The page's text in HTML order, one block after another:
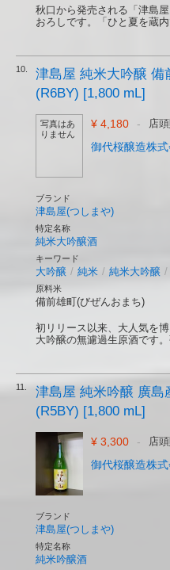
秋口から発売される「津島
おろしです。「ひと夏を蔵
10.
津島屋 純米大吟醸 備
(R6BY) [1,800 mL]
写真はあ
りません
¥ 4,180 - 店
御代桜醸造株
ブランド
津島屋(つしまや)
特定名称
純米大吟醸酒
キーワード
大吟醸 / 純米 / 純米大吟醸 /
原料米
備前雄町(びぜんおまち)
初リリース以来、大人気を
大吟醸の無濾過生原酒です
11.
津島屋 純米吟醸 廣島
(R5BY) [1,800 mL]
¥ 3,300 - 店
御代桜醸造株
ブランド
津島屋(つしまや)
特定名称
純米吟醸酒